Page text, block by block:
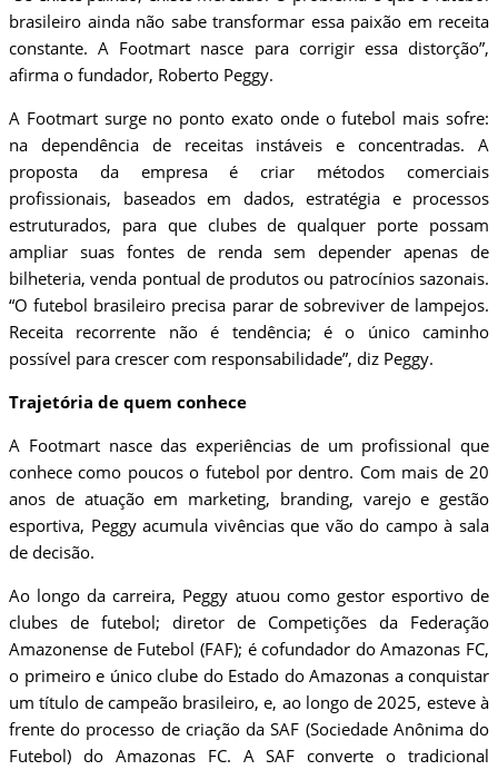
brasileiro ainda não sabe transformar essa paixão em receita
constante. A Footmart nasce para corrigir essa distorção”,
afirma o fundador, Roberto Peggy.
A Footmart surge no ponto exato onde o futebol mais sofre:
na dependência de receitas instáveis e concentradas. A
proposta da empresa é criar métodos comerciais
profissionais, baseados em dados, estratégia e processos
estruturados, para que clubes de qualquer porte possam
ampliar suas fontes de renda sem depender apenas de
bilheteria, venda pontual de produtos ou patrocínios sazonais.
“O futebol brasileiro precisa parar de sobreviver de lampejos.
Receita recorrente não é tendência; é o único caminho
possível para crescer com responsabilidade”, diz Peggy.
Trajetória de quem conhece
A Footmart nasce das experiências de um profissional que
conhece como poucos o futebol por dentro. Com mais de 20
anos de atuação em marketing, branding, varejo e gestão
esportiva, Peggy acumula vivências que vão do campo à sala
de decisão.
Ao longo da carreira, Peggy atuou como gestor esportivo de
clubes de futebol; diretor de Competições da Federação
Amazonense de Futebol (FAF); é cofundador do Amazonas FC,
o primeiro e único clube do Estado do Amazonas a conquistar
um título de campeão brasileiro, e, ao longo de 2025, esteve à
frente do processo de criação da SAF (Sociedade Anônima do
Futebol) do Amazonas FC. A SAF converte o tradicional